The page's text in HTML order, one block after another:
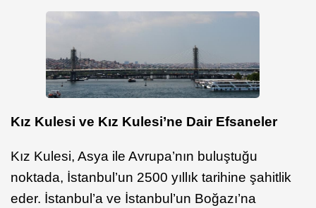
Kız Kulesi ve Kız Kulesi’ne Dair Efsaneler
Kız Kulesi, Asya ile Avrupa’nın buluştuğu
noktada, İstanbul’un 2500 yıllık tarihine şahitlik
eder. İstanbul’a ve İstanbul’un Boğazı’na